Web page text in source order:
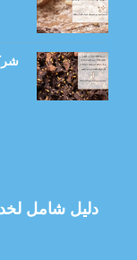
دليل شامل